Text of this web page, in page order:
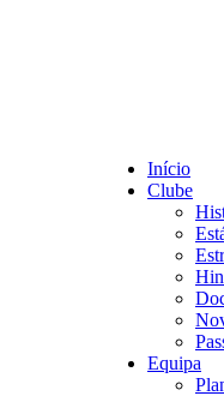
Início
Clube
Equipa